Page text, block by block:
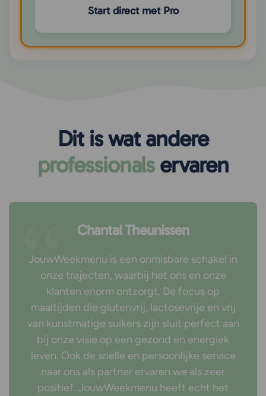
Start direct met Pro
Dit is wat andere
professionalservaren
Chantal Theunissen
JouwWeekmenu is een onmisbare schakel in
onze trajecten, waarbij het ons en onze
klanten enorm ontzorgt. De focus op
maaltijden die glutenvrij, lactosevrije en vrij
van kunstmatige suikers zijn sluit perfect aan
bij onze visie op een gezond en energiek
leven. Ook de snelle en persoonlijke service
naar ons als partner ervaren we als zeer
positief. JouwWeekmenu heeft echt het